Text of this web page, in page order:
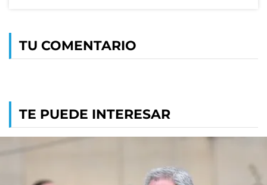
TU COMENTARIO
TE PUEDE INTERESAR